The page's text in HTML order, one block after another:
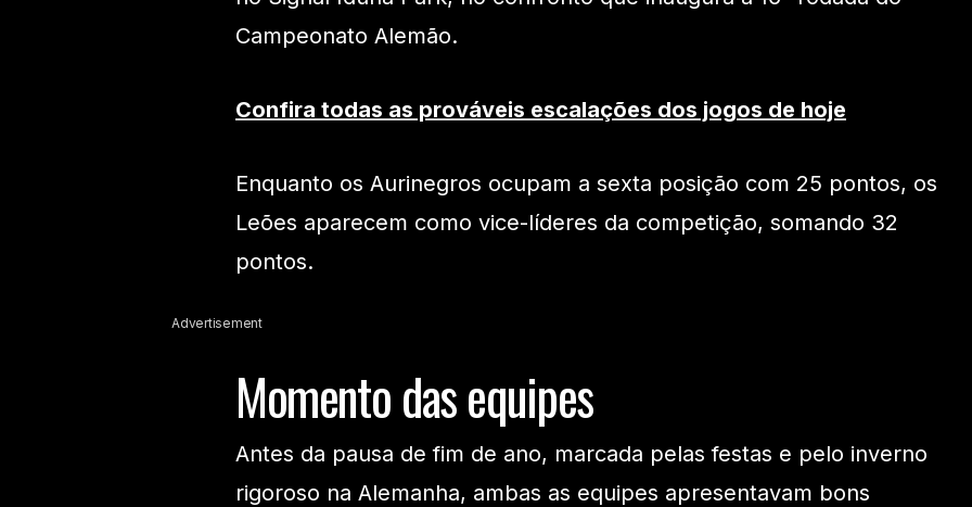
Campeonato Alemão.
Confira todas as prováveis escalações dos jogos de hoje
Enquanto os Aurinegros ocupam a sexta posição com 25 pontos, os
Leões aparecem como vice-líderes da competição, somando 32
pontos.
Advertisement
Momento das equipes
Antes da pausa de fim de ano, marcada pelas festas e pelo inverno
rigoroso na Alemanha, ambas as equipes apresentavam bons